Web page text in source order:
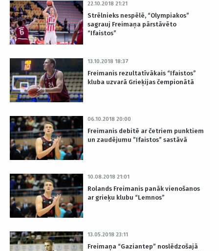
22.10.2018 21:21
Strēlnieks nespēlē, “Olympiakos”
sagrauj Freimaņa pārstāvēto
“Ifaistos”
13.10.2018 18:37
Freimanis rezultatīvākais “Ifaistos”
kluba uzvarā Grieķijas čempionātā
06.10.2018 20:00
Freimanis debitē ar četriem punktiem
un zaudējumu ”Ifaistos” sastāvā
10.08.2018 21:01
Rolands Freimanis panāk vienošanos
ar grieķu klubu “Lemnos”
13.05.2018 23:11
Freimaņa “Gaziantep” noslēdzošajā